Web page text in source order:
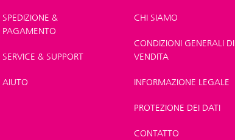
SPEDIZIONE &
PAGAMENTO
SERVICE & SUPPORT
AIUTO
CHI SIAMO
CONDIZIONI GENERALI DI
VENDITA
INFORMAZIONE LEGALE
PROTEZIONE DEI DATI
CONTATTO